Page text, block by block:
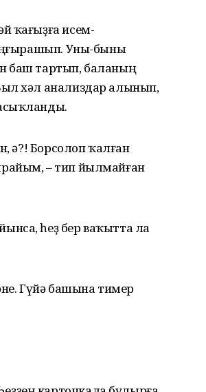
ҡағыҙға исем-
Уны-быны
баш тартып, баланың
хәл анализдар алынып,
ә?! Борсолоп ҡалған
– тип йылмайған
һеҙ бер ваҡытта ла
Гүйә башына тимер